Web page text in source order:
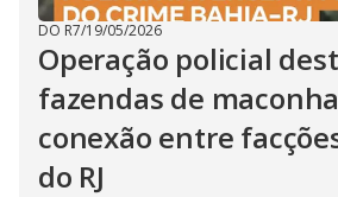
DO R7/19/05/2026
Operação policial
fazendas de
conexão entre
do RJ